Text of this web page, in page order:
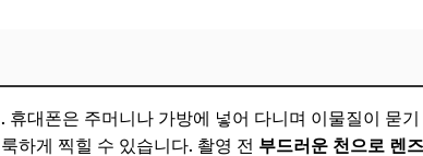
휴대폰은 주머니나 가방에 넣어 다니며 이물질이 묻
하게 찍힐 수 있습니다. 촬영 전 부드러운 천으로 렌